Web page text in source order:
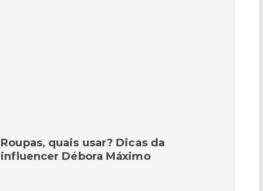
Roupas, quais usar? Dicas da
influencer Débora Máximo